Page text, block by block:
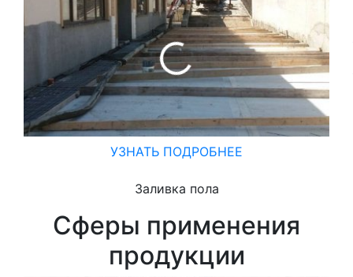
УЗНАТЬ ПОДРОБНЕЕ
Заливка пола
Сферы применения
продукции